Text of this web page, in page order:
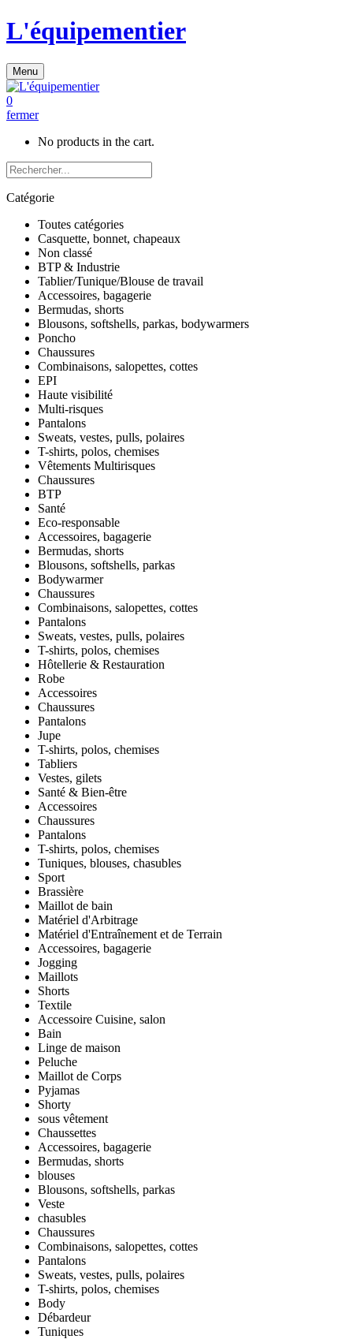
L'équipementier
Menu
0
fermer
No products in the cart.
Catégorie
Toutes catégories
Casquette, bonnet, chapeaux
Non classé
BTP & Industrie
Tablier/Tunique/Blouse de travail
Accessoires, bagagerie
Bermudas, shorts
Blousons, softshells, parkas, bodywarmers
Poncho
Chaussures
Combinaisons, salopettes, cottes
EPI
Haute visibilité
Multi-risques
Pantalons
Sweats, vestes, pulls, polaires
T-shirts, polos, chemises
Vêtements Multirisques
Chaussures
BTP
Santé
Eco-responsable
Accessoires, bagagerie
Bermudas, shorts
Blousons, softshells, parkas
Bodywarmer
Chaussures
Combinaisons, salopettes, cottes
Pantalons
Sweats, vestes, pulls, polaires
T-shirts, polos, chemises
Hôtellerie & Restauration
Robe
Accessoires
Chaussures
Pantalons
Jupe
T-shirts, polos, chemises
Tabliers
Vestes, gilets
Santé & Bien-être
Accessoires
Chaussures
Pantalons
T-shirts, polos, chemises
Tuniques, blouses, chasubles
Sport
Brassière
Maillot de bain
Matériel d'Arbitrage
Matériel d'Entraînement et de Terrain
Accessoires, bagagerie
Jogging
Maillots
Shorts
Textile
Accessoire Cuisine, salon
Bain
Linge de maison
Peluche
Maillot de Corps
Pyjamas
Shorty
sous vêtement
Chaussettes
Accessoires, bagagerie
Bermudas, shorts
blouses
Blousons, softshells, parkas
Veste
chasubles
Chaussures
Combinaisons, salopettes, cottes
Pantalons
Sweats, vestes, pulls, polaires
T-shirts, polos, chemises
Body
Débardeur
Tuniques